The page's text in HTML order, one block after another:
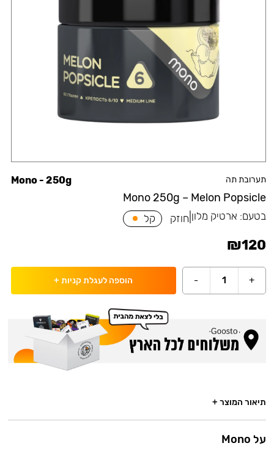
תערובת תה
Mono 250g – Melon Popsicle
Mono - 250g
בטעם: ארטיק מלון חוזק קל
₪120
+
1
- הוספה לעגלת קניות +
תיאור המוצר +
על Mono